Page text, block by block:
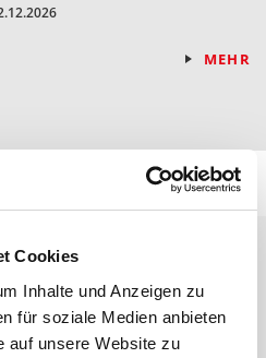
Cookies
Inhalte und Anzeigen zu
für soziale Medien anbieten
auf unsere Website zu
MEHR